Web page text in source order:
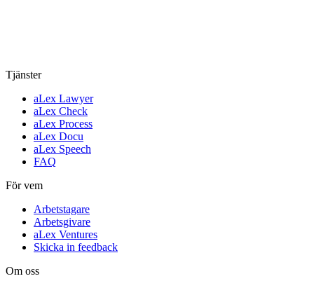
Tjänster
aLex Lawyer
aLex Check
aLex Process
aLex Docu
aLex Speech
FAQ
För vem
Arbetstagare
Arbetsgivare
aLex Ventures
Skicka in feedback
Om oss